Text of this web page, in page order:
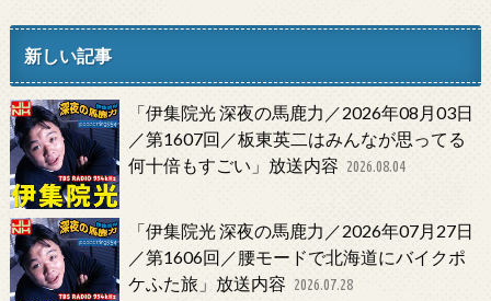
新しい記事
「伊集院光 深夜の馬鹿力／2026年08月03日
／第1607回／板東英二はみんなが思ってる
何十倍もすごい」放送内容 2026.08.04
「伊集院光 深夜の馬鹿力／2026年07月27日
／第1606回／腰モードで北海道にバイクポ
ケふた旅」放送内容 2026.07.28